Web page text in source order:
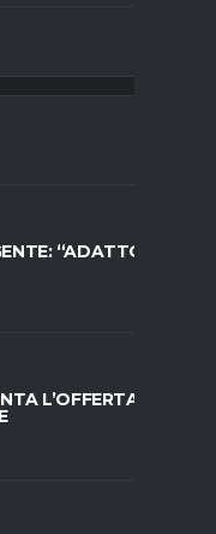
“ADATTO AL
L’OFFERTA DI